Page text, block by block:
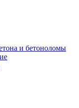
и бетоноломы